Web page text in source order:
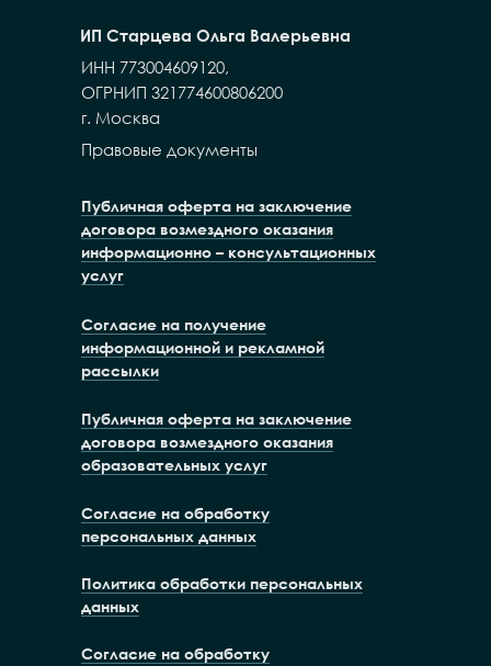
Публичная оферта на заключение
договора возмездного оказания
информационно – консультационных
услуг
Публичная оферта на заключение
договора возмездного оказания
образовательных услуг
Политика обработки персональных
данных
Согласие на обработку
персональных данных
Согласие на получение
информационной и рекламной
рассылки
Согласие на обработку
Правовые документы
ИНН 773004609120,
ОГРНИП 321774600806200
г. Москва
ИП Старцева Ольга Валерьевна